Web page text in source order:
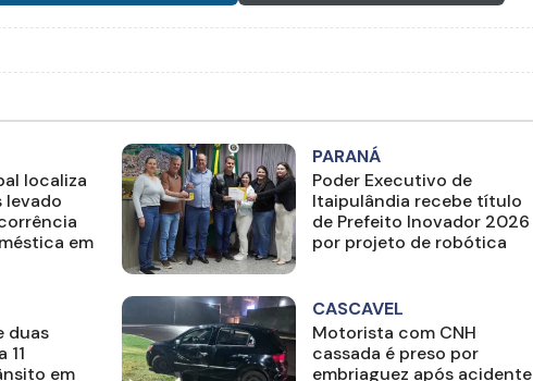
localiza
levado
em
PARANÁ
Poder Executivo de
Itaipulândia recebe título
de Prefeito Inovador 2026
por projeto de robótica
duas
11
em
CASCAVEL
Motorista com CNH
cassada é preso por
embriaguez após acidente